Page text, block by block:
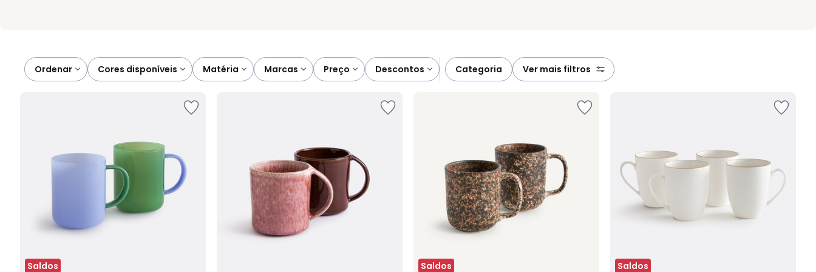
Ordenar cores disponíveis matéria marcas preço descontos categoria ver mais filtros
Saldos Saldos Saldos